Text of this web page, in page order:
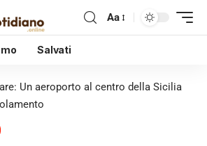
Aa
Salvati
Un aeroporto al centro della Sicilia